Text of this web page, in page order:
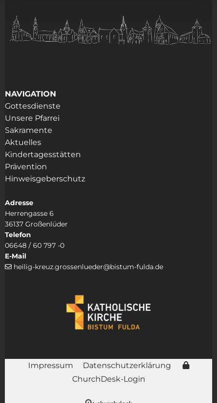
NAVIGATION
Gottesdienste
Unsere Pfarrei
Sakramente
Aktuelles
Kindertagesstätten
Prävention
Hinweisgeberschutz
Adresse
Herrengasse 6
36137 Großenlüder
Telefon
06648 / 60 797 -0
E-Mail
 heilig-kreuz.grossenlueder@bistum-fulda.de
Impressum
Datenschutzerklärung
ChurchDesk-Login